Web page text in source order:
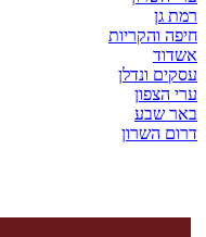
רמת גן
חיפה והקריות
אשדוד
עסקים ונדלן
ערי הצפון
באר שבע
דרום השרון